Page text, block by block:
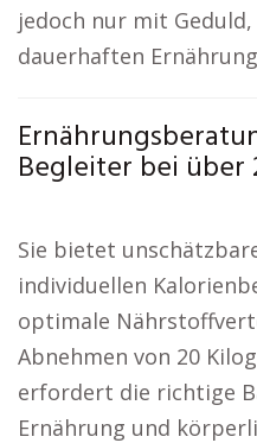
jedoch nur mit
dauerhaften
Begleiter bei über
Sie bietet
individuellen
optimale
Abnehmen von 20
erfordert die richtige
Ernährung und